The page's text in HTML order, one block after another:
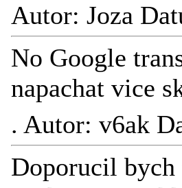
Autor: Joza
No Google
napachat vice
. Autor: v6ak
Doporucil bych